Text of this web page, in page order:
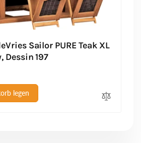
Sailor PURE Teak XL
Dessin 197
legen